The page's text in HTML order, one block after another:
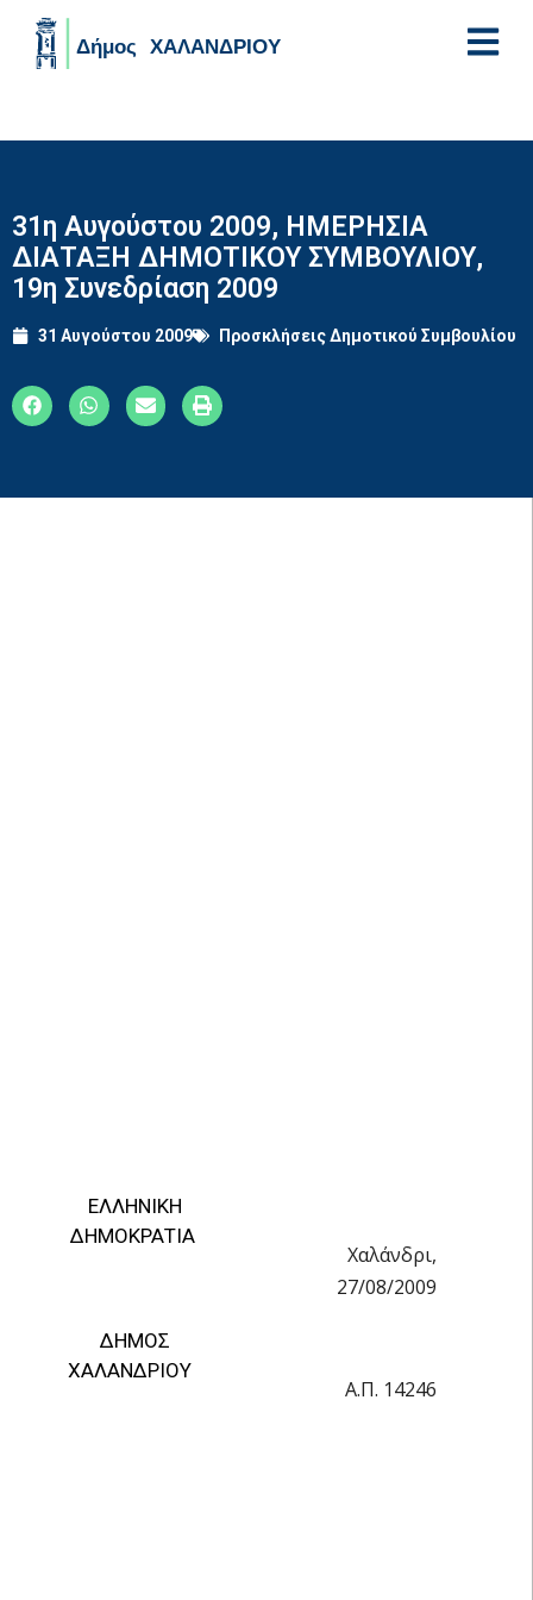
31η Αυγούστου 2009, ΗΜΕΡΗΣΙΑ
ΔΙΑΤΑΞΗ ΔΗΜΟΤΙΚΟΥ ΣΥΜΒΟΥΛΙΟΥ,
19η Συνεδρίαση 2009
31 Αυγούστου 2009 Προσκλήσεις Δημοτικού Συμβουλίου
ΕΛΛΗΝΙΚΗ
ΔΗΜΟΚΡΑΤΙΑ
Χαλάνδρι,
27/08/2009
ΔΗΜΟΣ
ΧΑΛΑΝΔΡΙΟΥ
Α.Π. 14246